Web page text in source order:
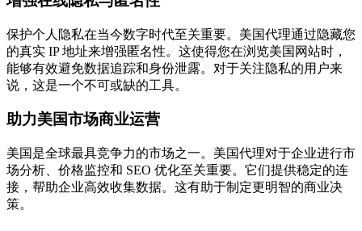
保护个人隐私在当今数字时代至关重要。美国代理通过隐藏您
的真实 IP 地址来增强匿名性。这使得您在浏览美国网站时，
能够有效避免数据追踪和身份泄露。对于关注隐私的用户来
说，这是一个不可或缺的工具。
助力美国市场商业运营
美国是全球最具竞争力的市场之一。美国代理对于企业进行市
场分析、价格监控和 SEO 优化至关重要。它们提供稳定的连
接，帮助企业高效收集数据。这有助于制定更明智的商业决
策。